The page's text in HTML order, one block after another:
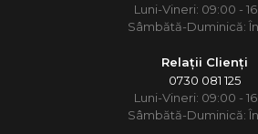
Luni-Vineri: 09:00 -
Sâmbătă-Duminică:
Relații Clienți
0730 081 125
Luni-Vineri: 09:00 -
Sâmbătă-Duminică: